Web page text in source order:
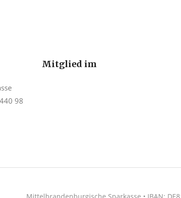
98
Mitglied im